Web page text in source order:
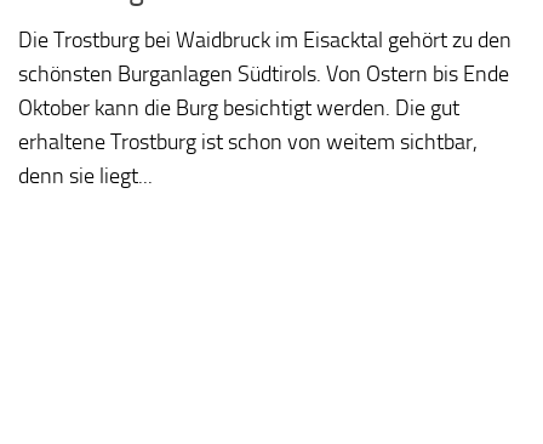
Die Trostburg bei Waidbruck im Eisacktal gehört zu den
schönsten Burganlagen Südtirols. Von Ostern bis Ende
Oktober kann die Burg besichtigt werden. Die gut
erhaltene Trostburg ist schon von weitem sichtbar,
denn sie liegt...